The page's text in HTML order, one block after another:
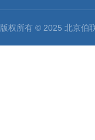
版权所有 © 2025 北京